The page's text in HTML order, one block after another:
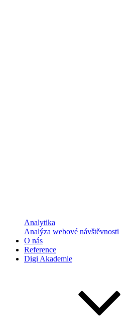
Analytika
Analýza webové návštěvnosti
O nás
Reference
Digi Akademie